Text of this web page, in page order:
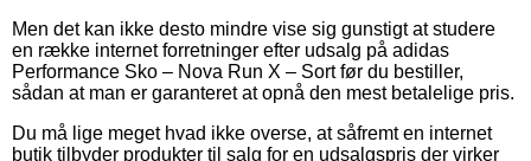
Men det kan ikke desto mindre vise sig gunstigt at studere
en række internet forretninger efter udsalg på adidas
Performance Sko – Nova Run X – Sort før du bestiller,
sådan at man er garanteret at opnå den mest betalelige pris.
Du må lige meget hvad ikke overse, at såfremt en internet
butik tilbyder produkter til salg for en udsalgspris der virker